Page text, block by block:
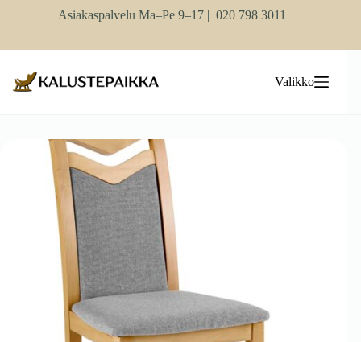
Asiakaspalvelu Ma–Pe 9–17 | 020 798 3011
Valikko